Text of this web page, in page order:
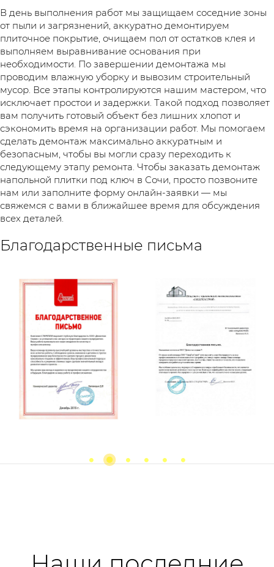
В день выполнения работ мы защищаем соседние зоны
от пыли и загрязнений, аккуратно демонтируем
плиточное покрытие, очищаем пол от остатков клея и
выполняем выравнивание основания при
необходимости. По завершении демонтажа мы
проводим влажную уборку и вывозим строительный
мусор. Все этапы контролируются нашим мастером, что
исключает простои и задержки. Такой подход позволяет
вам получить готовый объект без лишних хлопот и
сэкономить время на организации работ. Мы помогаем
сделать демонтаж максимально аккуратным и
безопасным, чтобы вы могли сразу переходить к
следующему этапу ремонта. Чтобы заказать демонтаж
напольной плитки под ключ в Сочи, просто позвоните
нам или заполните форму онлайн-заявки — мы
свяжемся с вами в ближайшее время для обсуждения
всех деталей.
Благодарственные письма